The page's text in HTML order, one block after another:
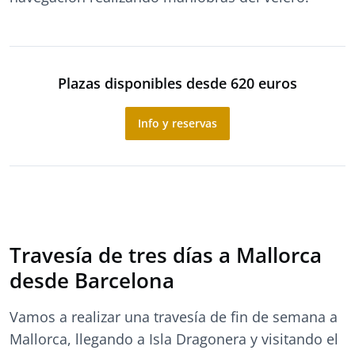
Plazas disponibles desde 620 euros
Info y reservas
Travesía de tres días a Mallorca
desde Barcelona
Vamos a realizar una travesía de fin de semana a
Mallorca, llegando a Isla Dragonera y visitando el